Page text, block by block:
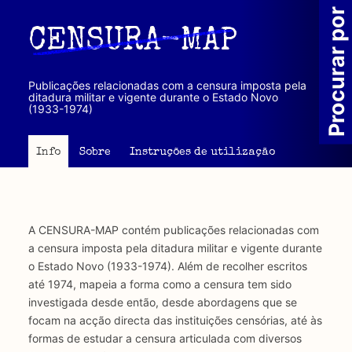
principal
CENSURA-MAP
Publicações relacionadas com a censura imposta pela
ditadura militar e vigente durante o Estado Novo
(1933-1974)
Info Sobre Instruções de utilização
A CENSURA-MAP contém publicações relacionadas com
a censura imposta pela ditadura militar e vigente durante
o Estado Novo (1933-1974). Além de recolher escritos
até 1974, mapeia a forma como a censura tem sido
investigada desde então, desde abordagens que se
focam na acção directa das instituições censórias, até às
formas de estudar a censura articulada com diversos
Procurar por